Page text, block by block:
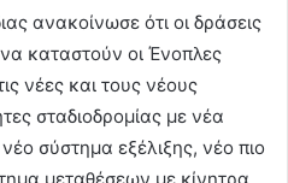
ανακοίνωσε ότι οι δράσεις
καταστούν οι Ένοπλες
νέες και τους νέους
σταδιοδρομίας με νέα
σύστημα εξέλιξης, νέο πιο